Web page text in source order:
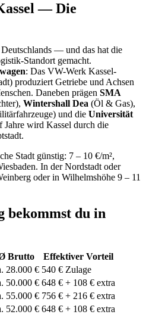
— Die
— und das hat die
Standort gemacht.
: Das VW-Werk Kassel-
produziert Getriebe und Achsen
Daneben prägen SMA
Wintershall Dea (Öl & Gas),
und die Universität
wird Kassel durch die
Stadt günstig: 7 – 10 €/m²,
In der Nordstadt oder
oder in Wilhelmshöhe 9 – 11
bekommst du in
Brutto
Effektiver Vorteil
28.000 € 540 € Zulage
50.000 € 648 € + 108 € extra
55.000 € 756 € + 216 € extra
52.000 € 648 € + 108 € extra